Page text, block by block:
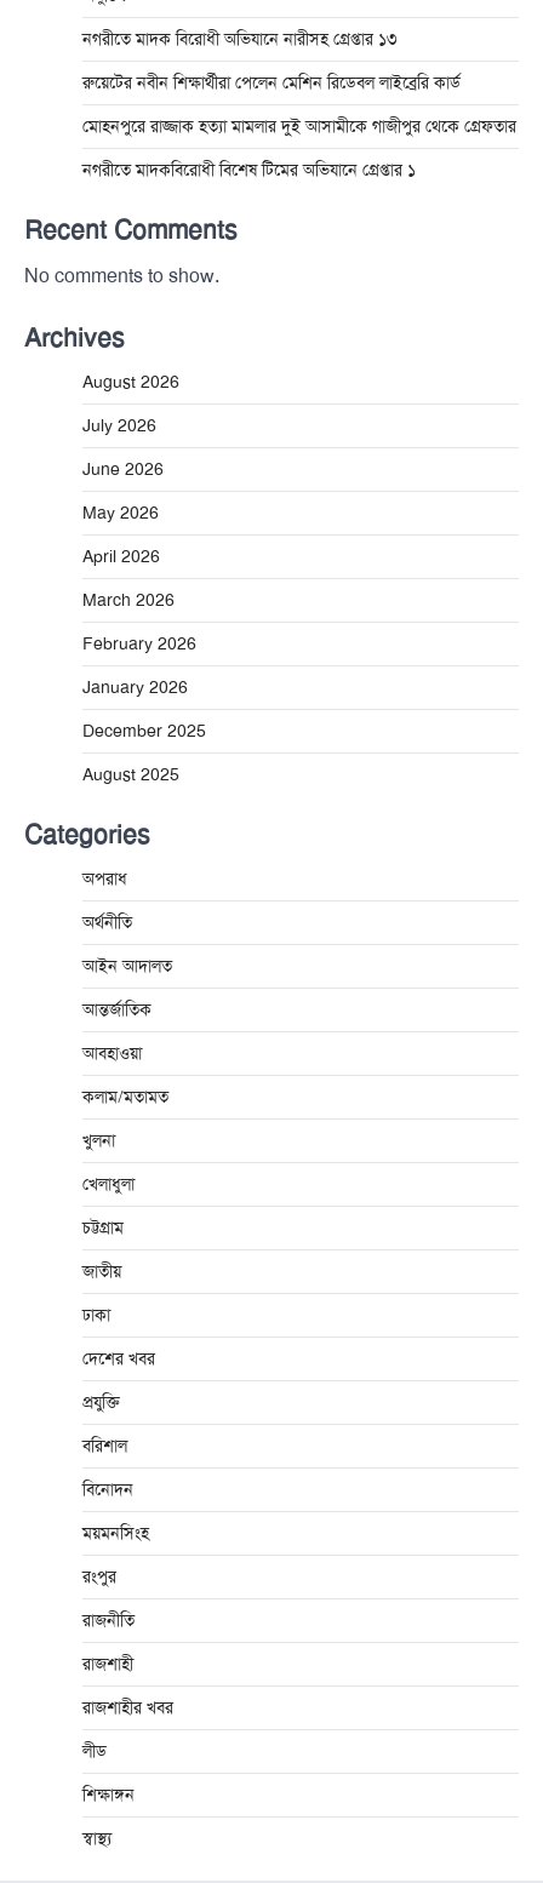
নগরীতে মাদক বিরোধী অভিযানে নারীসহ গ্রেপ্তার ১৩
রুয়েটের নবীন শিক্ষার্থীরা পেলেন মেশিন রিডেবল লাইব্রেরি কার্ড
মোহনপুরে রাজ্জাক হত্যা মামলার দুই আসামীকে গাজীপুর থেকে গ্রেফতার
নগরীতে মাদকবিরোধী বিশেষ টিমের অভিযানে গ্রেপ্তার ১
Recent Comments
No comments to show.
Archives
August 2026
July 2026
June 2026
May 2026
April 2026
March 2026
February 2026
January 2026
December 2025
August 2025
Categories
অপরাধ
অর্থনীতি
আইন আদালত
আন্তর্জাতিক
আবহাওয়া
কলাম/মতামত
খুলনা
খেলাধুলা
চট্টগ্রাম
জাতীয়
ঢাকা
দেশের খবর
প্রযুক্তি
বরিশাল
বিনোদন
ময়মনসিংহ
রংপুর
রাজনীতি
রাজশাহী
রাজশাহীর খবর
লীড
শিক্ষাঙ্গন
স্বাস্থ্য